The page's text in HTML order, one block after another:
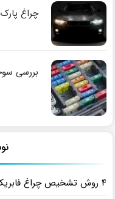
چراغ
بررسی
۴ روش تشخیص چراغ فابریک اصل